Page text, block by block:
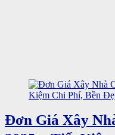
Đơn Giá Xây